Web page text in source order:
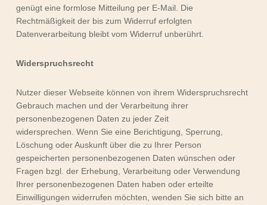
genügt eine formlose Mitteilung per E-Mail. Die
Rechtmäßigkeit der bis zum Widerruf erfolgten
Datenverarbeitung bleibt vom Widerruf unberührt.
Widerspruchsrecht
Nutzer dieser Webseite können von ihrem Widerspruchsrecht
Gebrauch machen und der Verarbeitung ihrer
personenbezogenen Daten zu jeder Zeit
widersprechen. Wenn Sie eine Berichtigung, Sperrung,
Löschung oder Auskunft über die zu Ihrer Person
gespeicherten personenbezogenen Daten wünschen oder
Fragen bzgl. der Erhebung, Verarbeitung oder Verwendung
Ihrer personenbezogenen Daten haben oder erteilte
Einwilligungen widerrufen möchten, wenden Sie sich bitte an